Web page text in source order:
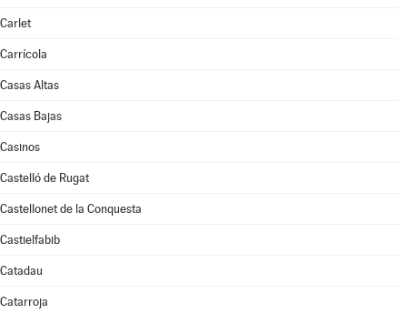
Carlet
Carrícola
Casas Altas
Casas Bajas
Casinos
Castelló de Rugat
Castellonet de la Conquesta
Castielfabib
Catadau
Catarroja